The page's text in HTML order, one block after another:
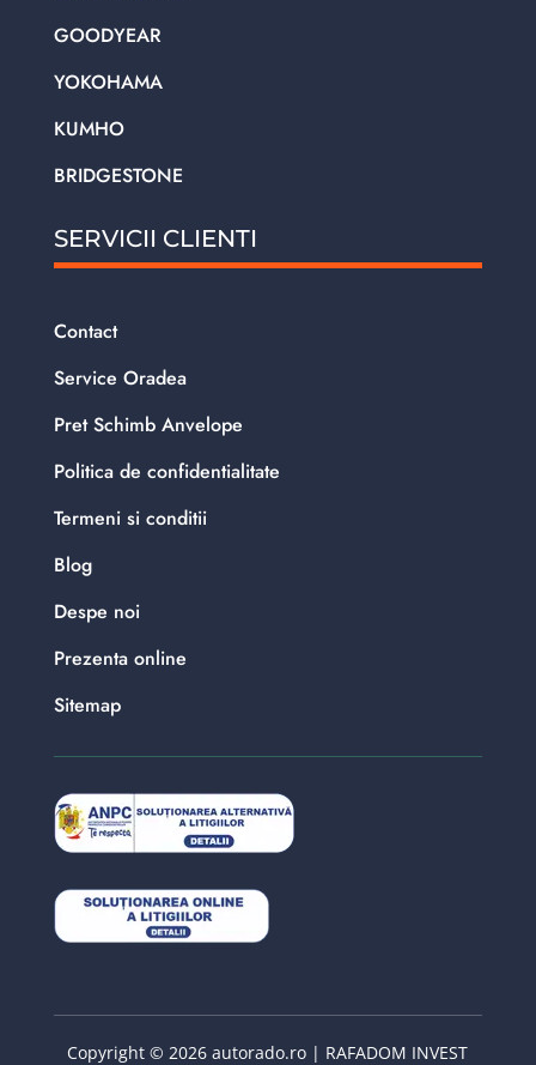
GOODYEAR
YOKOHAMA
KUMHO
BRIDGESTONE
SERVICII CLIENTI
Contact
Service Oradea
Pret Schimb Anvelope
Politica de confidentialitate
Termeni si conditii
Blog
Despe noi
Prezenta online
Sitemap
Copyright © 2026 autorado.ro | RAFADOM INVEST